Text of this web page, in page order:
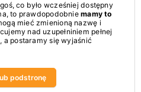
co było wcześniej dostępny
to prawdopodobniemamy to
mieć zmienioną nazwę i
nad uzupełniniem pełnej
a postaramy się wyjaśnić
podstronę